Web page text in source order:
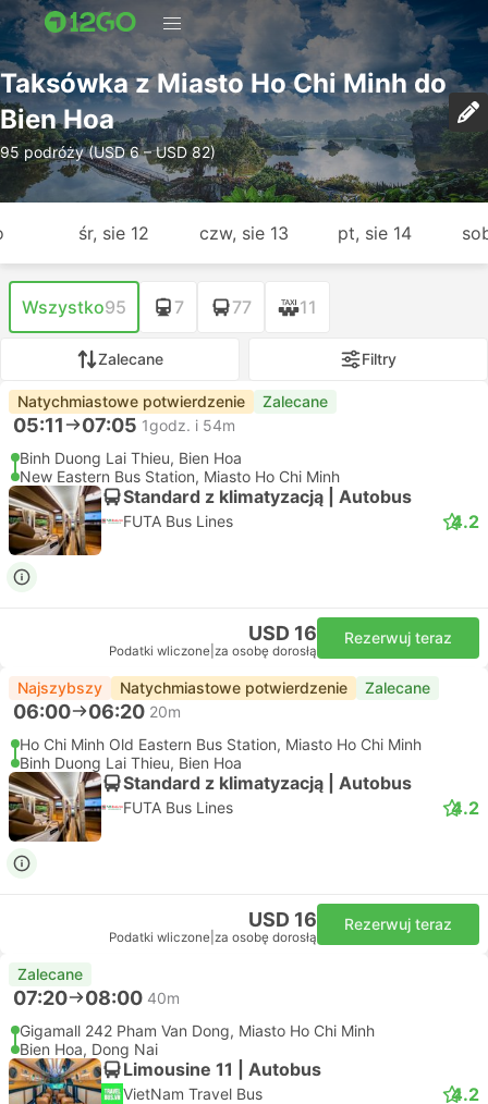
Taksówka z Miasto Ho Chi Minh do
Bien Hoa
95 podróży (USD 6 – USD 82)
śr, sie 12 czw, sie 13 pt, sie 14
Wszystko95 7 77 11
Zalecane Filtry
Natychmiastowe potwierdzenie Zalecane
05:11 07:05 1godz. i 54m
Binh Duong Lai Thieu, Bien Hoa
New Eastern Bus Station, Miasto Ho Chi Minh
Standard z klimatyzacją | Autobus
FUTA Bus Lines 4.2
USD 16
Podatki wliczone za osobę dorosłą
Rezerwuj teraz
Najszybszy Natychmiastowe potwierdzenie Zalecane
06:00 06:20 20m
Ho Chi Minh Old Eastern Bus Station, Miasto Ho Chi Minh
Binh Duong Lai Thieu, Bien Hoa
Standard z klimatyzacją | Autobus
FUTA Bus Lines 4.2
USD 16
Podatki wliczone za osobę dorosłą
Rezerwuj teraz
Zalecane
07:20 08:00 40m
Gigamall 242 Pham Van Dong, Miasto Ho Chi Minh
Bien Hoa, Dong Nai
Limousine 11 | Autobus
VietNam Travel Bus 4.2